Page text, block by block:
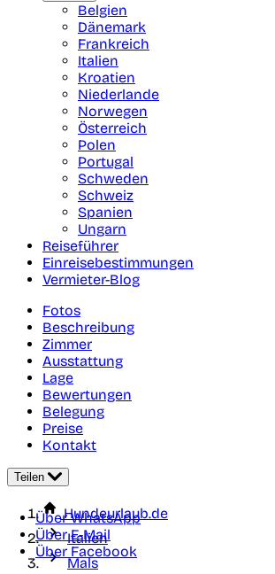
Belgien
Dänemark
Frankreich
Italien
Kroatien
Niederlande
Norwegen
Österreich
Polen
Portugal
Schweden
Schweiz
Spanien
Ungarn
Reiseführer
Einreisebestimmungen
Vermieter-Blog
Fotos
Beschreibung
Zimmer
Ausstattung
Lage
Bewertungen
Belegung
Preise
Kontakt
Teilen
Über WhatsApp
Über E-Mail
Über Facebook
Hundeurlaub.de
Italien
Mals